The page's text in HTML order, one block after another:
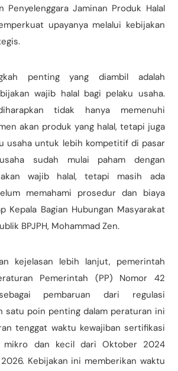
Penyelenggara Jaminan Produk Halal
upayanya melalui kebijakan
penting yang diambil adalah
wajib halal bagi pelaku usaha.
tidak hanya memenuhi
akan produk yang halal, tetapi juga
usaha untuk lebih kompetitif di pasar
sudah mulai paham dengan
wajib halal, tetapi masih ada
memahami prosedur dan biaya
Kepala Bagian Hubungan Masyarakat
BPJPH, Mohammad Zen.
kejelasan lebih lanjut, pemerintah
Pemerintah (PP) Nomor 42
pembaruan dari regulasi
satu poin penting dalam peraturan ini
tenggat waktu kewajiban sertifikasi
mikro dan kecil dari Oktober 2024
Kebijakan ini memberikan waktu